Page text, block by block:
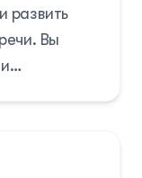
и
развить
Вы